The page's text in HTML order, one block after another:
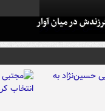
در میان آوار